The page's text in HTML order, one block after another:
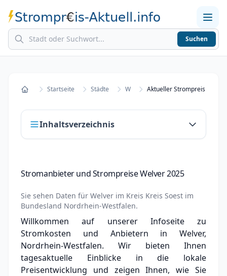
Home
Stromkosten berechnen
Suchen
StartseiteStartseite Städte W Aktueller Strompreis in
Inhaltsverzeichnis
Strompreisvergleich Welver 2025
Grundversorger Welver
Experten-Analyse: Strommarkt in Welver
Aktueller Strompreis in Welver
Stromanbieter und Strompreise Welver 2025
Sie sehen Daten für Welver im Kreis Kreis Soest im
Bundesland Nordrhein-Westfalen.
Willkommen auf unserer Infoseite zu
Stromkosten und Anbietern in Welver,
Nordrhein-Westfalen. Wir bieten Ihnen
tagesaktuelle Einblicke in die lokale
Preisentwicklung und zeigen Ihnen, wie Sie